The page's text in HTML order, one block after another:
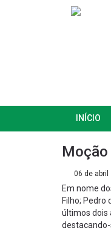
INÍCIO
Moção
06 de abril
Em nome
Filho; Pedro
últimos dois